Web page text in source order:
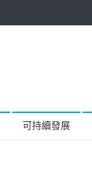
可持續發展